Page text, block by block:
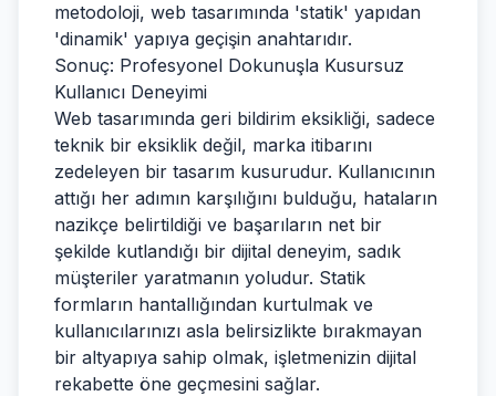
metodoloji, web tasarımında 'statik' yapıdan
'dinamik' yapıya geçişin anahtarıdır.
Sonuç: Profesyonel Dokunuşla Kusursuz
Kullanıcı Deneyimi
Web tasarımında geri bildirim eksikliği, sadece
teknik bir eksiklik değil, marka itibarını
zedeleyen bir tasarım kusurudur. Kullanıcının
attığı her adımın karşılığını bulduğu, hataların
nazikçe belirtildiği ve başarıların net bir
şekilde kutlandığı bir dijital deneyim, sadık
müşteriler yaratmanın yoludur. Statik
formların hantallığından kurtulmak ve
kullanıcılarınızı asla belirsizlikte bırakmayan
bir altyapıya sahip olmak, işletmenizin dijital
rekabette öne geçmesini sağlar.